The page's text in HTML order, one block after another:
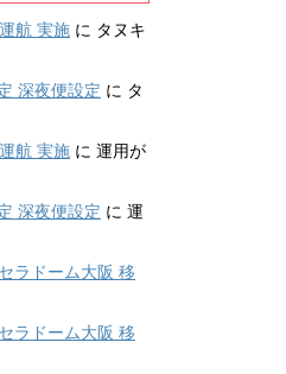
航 実施 に タヌキ
深夜便設定 に タ
航 実施 に 運用が
深夜便設定 に 運
ラドーム大阪 移
ラドーム大阪 移